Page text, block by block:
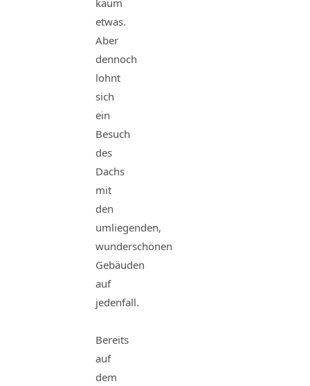
kaum
etwas.
Aber
dennoch
lohnt
sich
ein
Besuch
des
Dachs
mit
den
umliegenden,
wunderschönen
Gebäuden
auf
jedenfall.
Bereits
auf
dem